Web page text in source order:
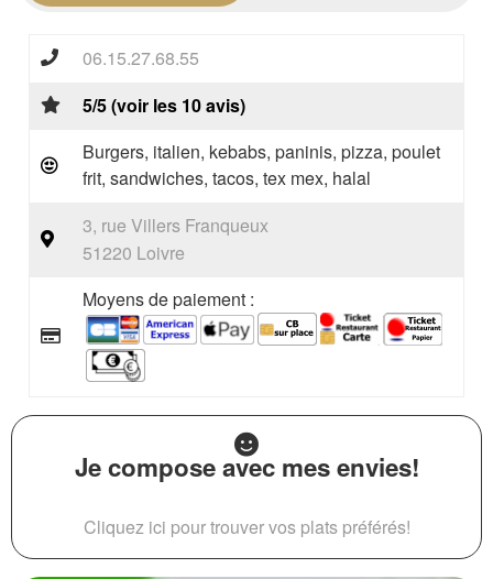
06.15.27.68.55
5/5 (voir les 10 avis)
Burgers, italien, kebabs, paninis, pizza, poulet
frit, sandwiches, tacos, tex mex, halal
3, rue Villers Franqueux
51220 Loivre
Moyens de paiement :
Je compose avec mes envies!
Cliquez ici pour trouver vos plats préférés!